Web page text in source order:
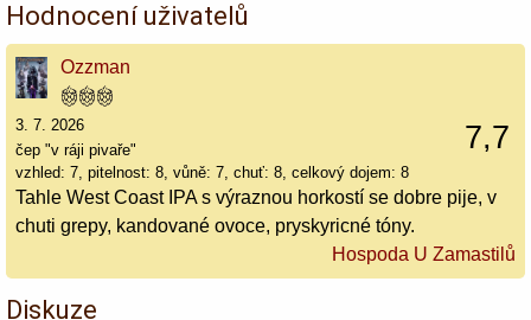
Hodnocení uživatelů
Ozzman
7,7
3. 7. 2026
čep "v ráji pivaře"
vzhled: 7, pitelnost: 8, vůně: 7, chuť: 8, celkový dojem: 8
Tahle West Coast IPA s výraznou horkostí se dobre pije, v
chuti grepy, kandované ovoce, pryskyricné tóny.
Hospoda U Zamastilů
Diskuze